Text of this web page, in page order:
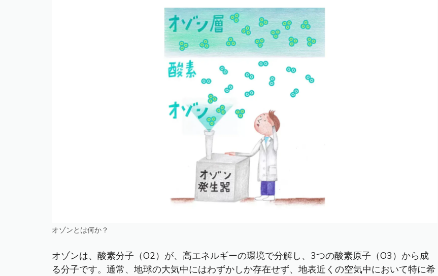
オゾンとは何か？
オゾンは、酸素分子（O2）が、高エネルギーの環境で分解し、3つの酸素原子（O3）から成
る分子です。通常、地球の大気中にはわずかしか存在せず、地表近くの空気中において特に希